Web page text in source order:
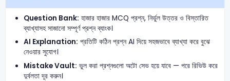
Question Bank: হাজার হাজার MCQ প্রশ্ন, নির্ভুল উত্তর ও বিস্তারিত
ব্যাখ্যাসহ সাজানো সম্পূর্ণ প্রশ্ন ব্যাংক।
AI Explanation: প্রতিটি কঠিন প্রশ্ন AI দিয়ে সহজভাবে ব্যাখ্যা করে বুঝে
নেওয়ার সুযোগ।
Mistake Vault: ভুল করা প্রশ্নগুলো অটো সেভ হয়ে যাবে — পরে রিভিউ করে
দুর্বলতা দূর করুন।